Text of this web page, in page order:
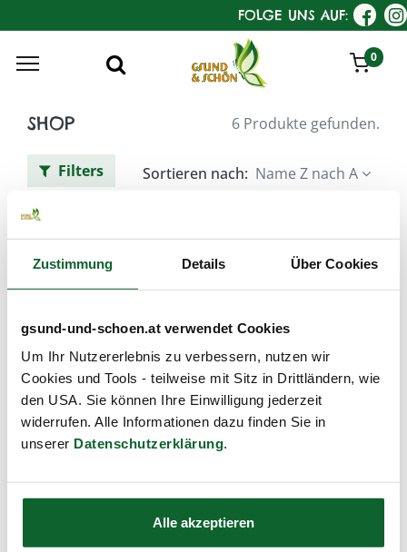
Zustimmung Details Über Cookies
gsund-und-schoen.at verwendet Cookies
Um Ihr Nutzererlebnis zu verbessern, nutzen wir
Cookies und Tools - teilweise mit Sitz in Drittländern, wie
den USA. Sie können Ihre Einwilligung jederzeit
widerrufen. Alle Informationen dazu finden Sie in
unserer Datenschutzerklärung.
Alle akzeptieren
FOLGE UNS AUF:
0
SHOP 6 Produkte gefunden.
Filters Sortieren nach: Name Z nach A
SANOLL Premium –
GesichtsPflege